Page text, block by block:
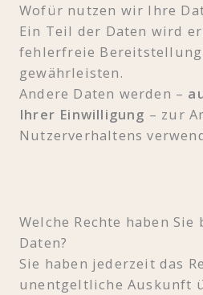
Wofür nutzen wir Ihre
Ein Teil der Daten wird
fehlerfreie Bereitstellung
gewährleisten.
Andere Daten werden –
Ihrer Einwilligung – zur
Nutzerverhaltens
Welche Rechte haben
Daten?
Sie haben jederzeit das
unentgeltliche Auskunft